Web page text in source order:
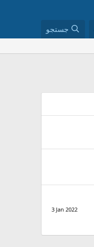
جستجو
3 Jan 2022